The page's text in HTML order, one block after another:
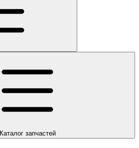
Каталогзапчастей